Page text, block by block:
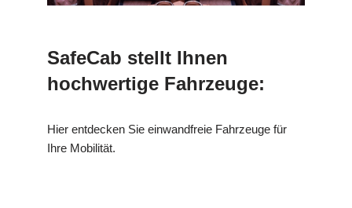
SafeCab stellt Ihnen
hochwertige Fahrzeuge:
Hier entdecken Sie einwandfreie Fahrzeuge für
Ihre Mobilität.